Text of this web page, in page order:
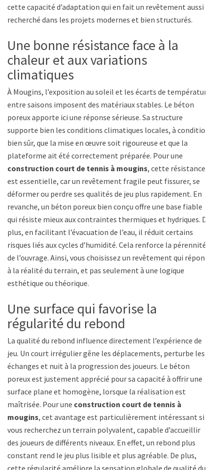
cette capacité d’adaptation qui en fait un revêtement aussi
recherché dans les projets modernes et bien structurés.
Une bonne résistance face à la
chaleur et aux variations
climatiques
À Mougins, l’exposition au soleil et les écarts de température
entre saisons imposent des matériaux stables. Le béton
poreux apporte ici une réponse sérieuse. Sa structure
supporte bien les conditions climatiques locales, à condition,
bien sûr, que la mise en œuvre soit rigoureuse et que la
plateforme ait été correctement préparée. Pour une
construction court de tennis à mougins, cette résistance
est essentielle, car un revêtement fragile peut fissurer, se
déformer ou perdre ses qualités de jeu plus rapidement. En
revanche, un béton poreux bien conçu offre une base fiable
qui résiste mieux aux contraintes thermiques et hydriques. De
plus, en facilitant l’évacuation de l’eau, il réduit certains
risques liés aux cycles d’humidité. Cela renforce la pérennité
de l’ouvrage. Ainsi, vous choisissez un revêtement qui répond
à la réalité du terrain, et pas seulement à une logique
esthétique ou théorique.
Une surface qui favorise la
régularité du rebond
La qualité du rebond influence directement l’expérience de
jeu. Un court irrégulier gêne les déplacements, perturbe les
échanges et nuit à la progression des joueurs. Le béton
poreux est justement apprécié pour sa capacité à offrir une
surface plane et homogène, lorsque la réalisation est
maîtrisée. Pour une construction court de tennis à
mougins, cet avantage est particulièrement intéressant si
vous recherchez un terrain polyvalent, capable d’accueillir
des joueurs de différents niveaux. En effet, un rebond plus
constant rend le jeu plus lisible et plus agréable. De plus,